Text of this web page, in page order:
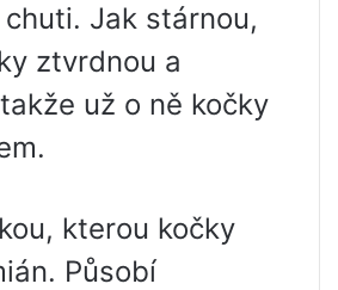
Jak stárnou,
ztvrdnou a
už o ně kočky
kterou kočky
Působí